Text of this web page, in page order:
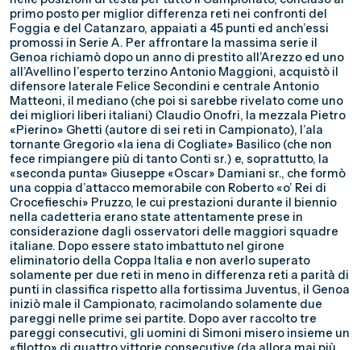
primo posto per miglior differenza reti nei confronti del
Foggia e del Catanzaro, appaiati a 45 punti ed anch’essi
promossi in Serie A. Per affrontare la massima serie il
Genoa richiamò dopo un anno di prestito all’Arezzo ed uno
all’Avellino l’esperto terzino Antonio Maggioni, acquistò il
difensore laterale Felice Secondini e centrale Antonio
Matteoni, il mediano (che poi si sarebbe rivelato come uno
dei migliori liberi italiani) Claudio Onofri, la mezzala Pietro
«Pierino» Ghetti (autore di sei reti in Campionato), l’ala
tornante Gregorio «la iena di Cogliate» Basilico (che non
fece rimpiangere più di tanto Conti sr.) e, soprattutto, la
«seconda punta» Giuseppe «Oscar» Damiani sr., che formò
una coppia d’attacco memorabile con Roberto «o’ Rei di
Crocefieschi» Pruzzo, le cui prestazioni durante il biennio
nella cadetteria erano state attentamente prese in
considerazione dagli osservatori delle maggiori squadre
italiane. Dopo essere stato imbattuto nel girone
eliminatorio della Coppa Italia e non averlo superato
solamente per due reti in meno in differenza reti a parità di
punti in classifica rispetto alla fortissima Juventus, il Genoa
iniziò male il Campionato, racimolando solamente due
pareggi nelle prime sei partite. Dopo aver raccolto tre
pareggi consecutivi, gli uomini di Simoni misero insieme un